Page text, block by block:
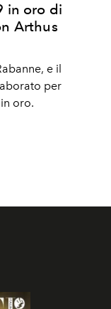
in oro di
Arthus
e il
per
oro.